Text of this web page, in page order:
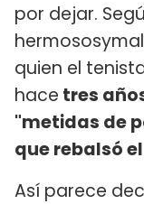
por dejar.
quien el
hace tres
"metidas de
que rebalsó
Así parece